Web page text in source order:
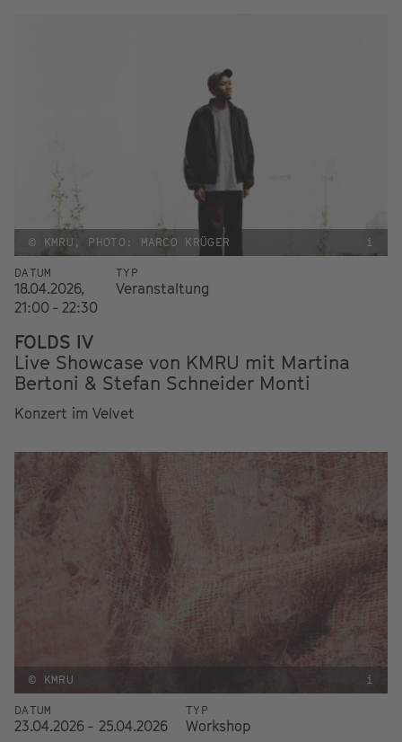
© KMRU, PHOTO: MARCO KRÜGER i
DATUM
18.04.2026,
21:00 - 22:30
TYP
Veranstaltung
FOLDS IV
Live Showcase von KMRU mit Martina
Bertoni & Stefan Schneider Monti
Konzert im Velvet
© KMRU i
DATUM
23.04.2026 - 25.04.2026
TYP
Workshop